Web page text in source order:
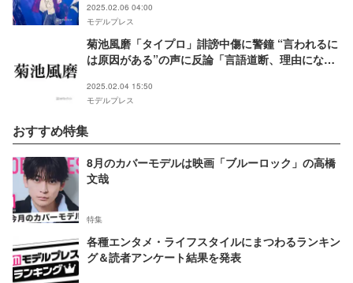
て」＜ネタバレあり＞
2025.02.06 04:00
モデルプレス
菊池風磨「タイプロ」誹謗中傷に警鐘 “言われるに
は原因がある”の声に反論「言語道断、理由になり
2025.02.04 15:50
モデルプレス
おすすめ特集
8月のカバーモデルは映画「ブルーロック」の高橋
文哉
特集
各種エンタメ・ライフスタイルにまつわるランキン
グ＆読者アンケート結果を発表